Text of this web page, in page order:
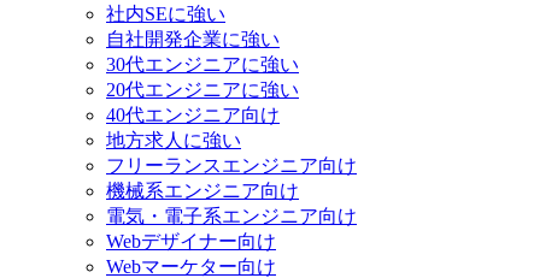
社内SEに強い
自社開発企業に強い
30代エンジニアに強い
20代エンジニアに強い
40代エンジニア向け
地方求人に強い
フリーランスエンジニア向け
機械系エンジニア向け
電気・電子系エンジニア向け
Webデザイナー向け
Webマーケター向け